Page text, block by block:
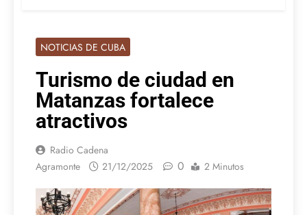
NOTICIAS DE CUBA
Turismo de ciudad en
Matanzas fortalece
atractivos
Radio Cadena
Agramonte
21/12/2025 0 2 Minutos